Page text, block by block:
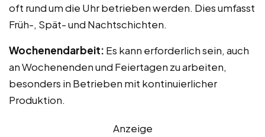
oft rund um die Uhr betrieben werden. Dies umfasst
Früh-, Spät- und Nachtschichten.
Wochenendarbeit: Es kann erforderlich sein, auch
an Wochenenden und Feiertagen zu arbeiten,
besonders in Betrieben mit kontinuierlicher
Produktion.
Anzeige